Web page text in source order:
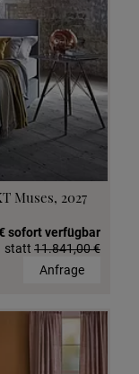
Muses, 2027
sofort verfügbar
statt 11.841,00 €
Anfrage